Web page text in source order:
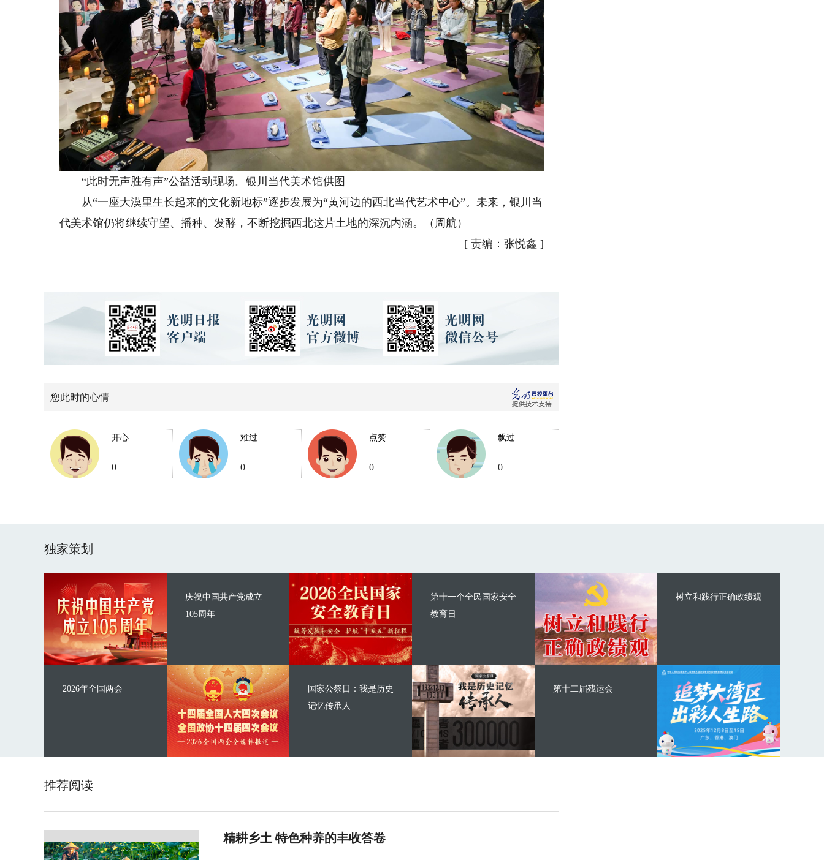
“此时无声胜有声”公益活动现场。银川当代美术馆供图
从“一座大漠里生长起来的文化新地标”逐步发展为“黄河边的西北当代艺术中心”。未来，银川当
代美术馆仍将继续守望、播种、发酵，不断挖掘西北这片土地的深沉内涵。（周航）
[ 责编：张悦鑫 ]
您此时的心情
开心
0
难过
0
点赞
0
飘过
0
独家策划
庆祝中国共产党成立
105周年
2026年全国两会
第十一个全民国家安全
教育日
国家公祭日：我是历史
记忆传承人
树立和践行正确政绩观
第十二届残运会
推荐阅读
精耕乡土 特色种养的丰收答卷